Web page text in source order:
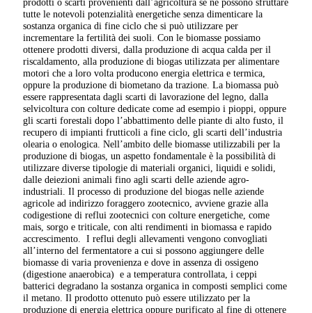
tutte le notevoli potenzialità energetiche senza dimenticare la
sostanza organica di fine ciclo che si può utilizzare per
incrementare la fertilità dei suoli. Con le biomasse possiamo
ottenere prodotti diversi, dalla produzione di acqua calda per il
riscaldamento, alla produzione di biogas utilizzata per alimentare
motori che a loro volta producono energia elettrica e termica,
oppure la produzione di biometano da trazione. La biomassa può
essere rappresentata dagli scarti di lavorazione del legno, dalla
selvicoltura con colture dedicate come ad esempio i pioppi, oppure
gli scarti forestali dopo l’abbattimento delle piante di alto fusto, il
recupero di impianti frutticoli a fine ciclo, gli scarti dell’industria
olearia o enologica. Nell’ambito delle biomasse utilizzabili per la
produzione di biogas, un aspetto fondamentale è la possibilità di
utilizzare diverse tipologie di materiali organici, liquidi e solidi,
dalle deiezioni animali fino agli scarti delle aziende agro-
industriali. Il processo di produzione del biogas nelle aziende
agricole ad indirizzo foraggero zootecnico, avviene grazie alla
codigestione di reflui zootecnici con colture energetiche, come
mais, sorgo e triticale, con alti rendimenti in biomassa e rapido
accrescimento.
I reflui degli allevamenti vengono convogliati
all’interno del fermentatore a cui si possono aggiungere delle
biomasse di varia provenienza e dove in assenza di ossigeno
(digestione anaerobica) e a temperatura controllata, i ceppi
batterici degradano la sostanza organica in composti semplici come
il metano. Il prodotto ottenuto può essere utilizzato per la
produzione di energia elettrica oppure purificato al fine di ottenere